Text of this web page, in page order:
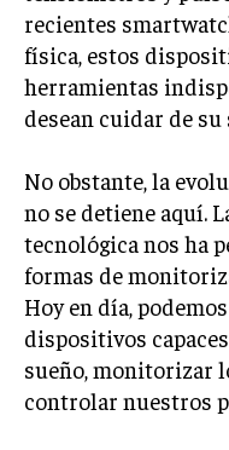
recientes
física, estos
herramientas
desean cuidar de su
No obstante, la
no se detiene aquí.
tecnológica nos ha
formas de
Hoy en día,
dispositivos
sueño, monitorizar
controlar nuestros